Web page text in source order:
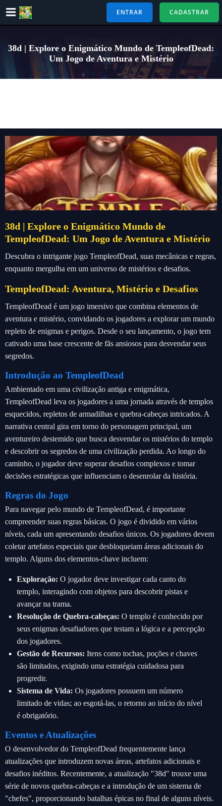
Pular
para
ENTRAR CADASTRAR
38d | Explore o Enigmático Mundo de TempleofDead:
Um Jogo de Aventura e Mistério
38d | Explore o Enigmático Mundo de
TempleofDead: Um Jogo de Aventura e Mistério
Descubra o intrigante jogo TempleofDead, suas mecânicas e regras,
enquanto mergulha em um universo de mistérios e desafios.
TempleofDead: Aventura, Mistério e Desafios
TempleofDead é um jogo imersivo que combina elementos de
aventura e mistério, convidando os jogadores a explorar um mundo
repleto de enigmas e perigos. Desde o seu lançamento, o jogo tem
cativado uma base crescente de fãs ansiosos para desvendar seus
segredos.
Introdução ao TempleofDead
Ambientado em uma civilização antiga e enigmática,
TempleofDead leva os jogadores a uma jornada através de templos
esquecidos, repletos de armadilhas e quebra-cabeças intricados. A
narrativa central gira em torno do personagem principal, um
aventureiro destemido que busca desvendar os mistérios do templo
e descobrir os segredos de uma civilização perdida. Ao longo do
caminho, o jogador deve superar desafios complexos e tomar
decisões estratégicas que influenciam o desenrolar da história.
Regras do Jogo
Para navegar pelo mundo de TempleofDead, é importante
compreender suas regras básicas. O jogo é dividido em vários
níveis, cada um apresentando desafios únicos. Os jogadores devem
coletar artefatos especiais que desbloqueiam áreas adicionais do
templo. Alguns dos elementos-chave incluem:
Exploração: O jogador deve investigar cada canto do
templo, interagindo com objetos para descobrir pistas e
avançar na trama.
Resolução de Quebra-cabeças: O templo é conhecido por
seus enigmas desafiadores que testam a lógica e a percepção
dos jogadores.
Gestão de Recursos: Itens como tochas, poções e chaves
são limitados, exigindo uma estratégia cuidadosa para
progredir.
Sistema de Vida: Os jogadores possuem um número
limitado de vidas; ao esgotá-las, o retorno ao início do nível
é obrigatório.
Eventos e Atualizações
O desenvolvedor do TempleofDead frequentemente lança
atualizações que introduzem novas áreas, artefatos adicionais e
desafios inéditos. Recentemente, a atualização "38d" trouxe uma
série de novos quebra-cabeças e a introdução de um sistema de
"chefes", proporcionando batalhas épicas no final de alguns níveis.